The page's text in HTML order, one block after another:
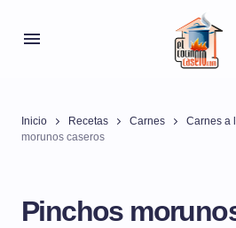
Inicio Recetas Carnes Carnes a
morunos caseros
Pinchos